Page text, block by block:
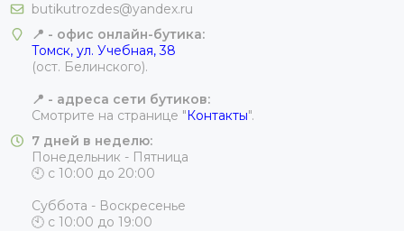
butikutrozdes@yandex.ru
📍 - офис онлайн-бутика:
Томск, ул. Учебная, 38
(ост. Белинского).
📍 - адреса сети бутиков:
Смотрите на странице "Контакты".
7 дней в неделю:
Понедельник - Пятница
🕙 с 10:00 до 20:00
Суббота - Воскресенье
🕙 с 10:00 до 19:00